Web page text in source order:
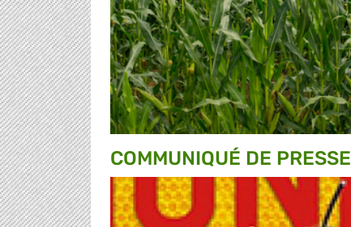
COMMUNIQUÉ DE PRESSE